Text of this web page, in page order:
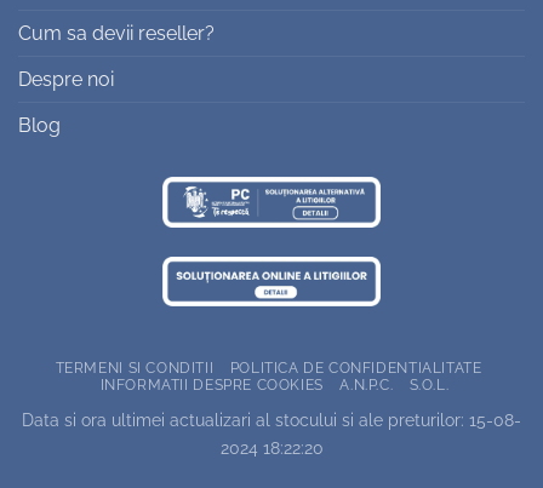
Cum sa devii reseller?
Despre noi
Blog
TERMENI SI CONDITII
POLITICA DE CONFIDENTIALITATE
INFORMATII DESPRE COOKIES
A.N.P.C. S.O.L.
Data si ora ultimei actualizari al stocului si ale preturilor: 15-08-
2024 18:22:20